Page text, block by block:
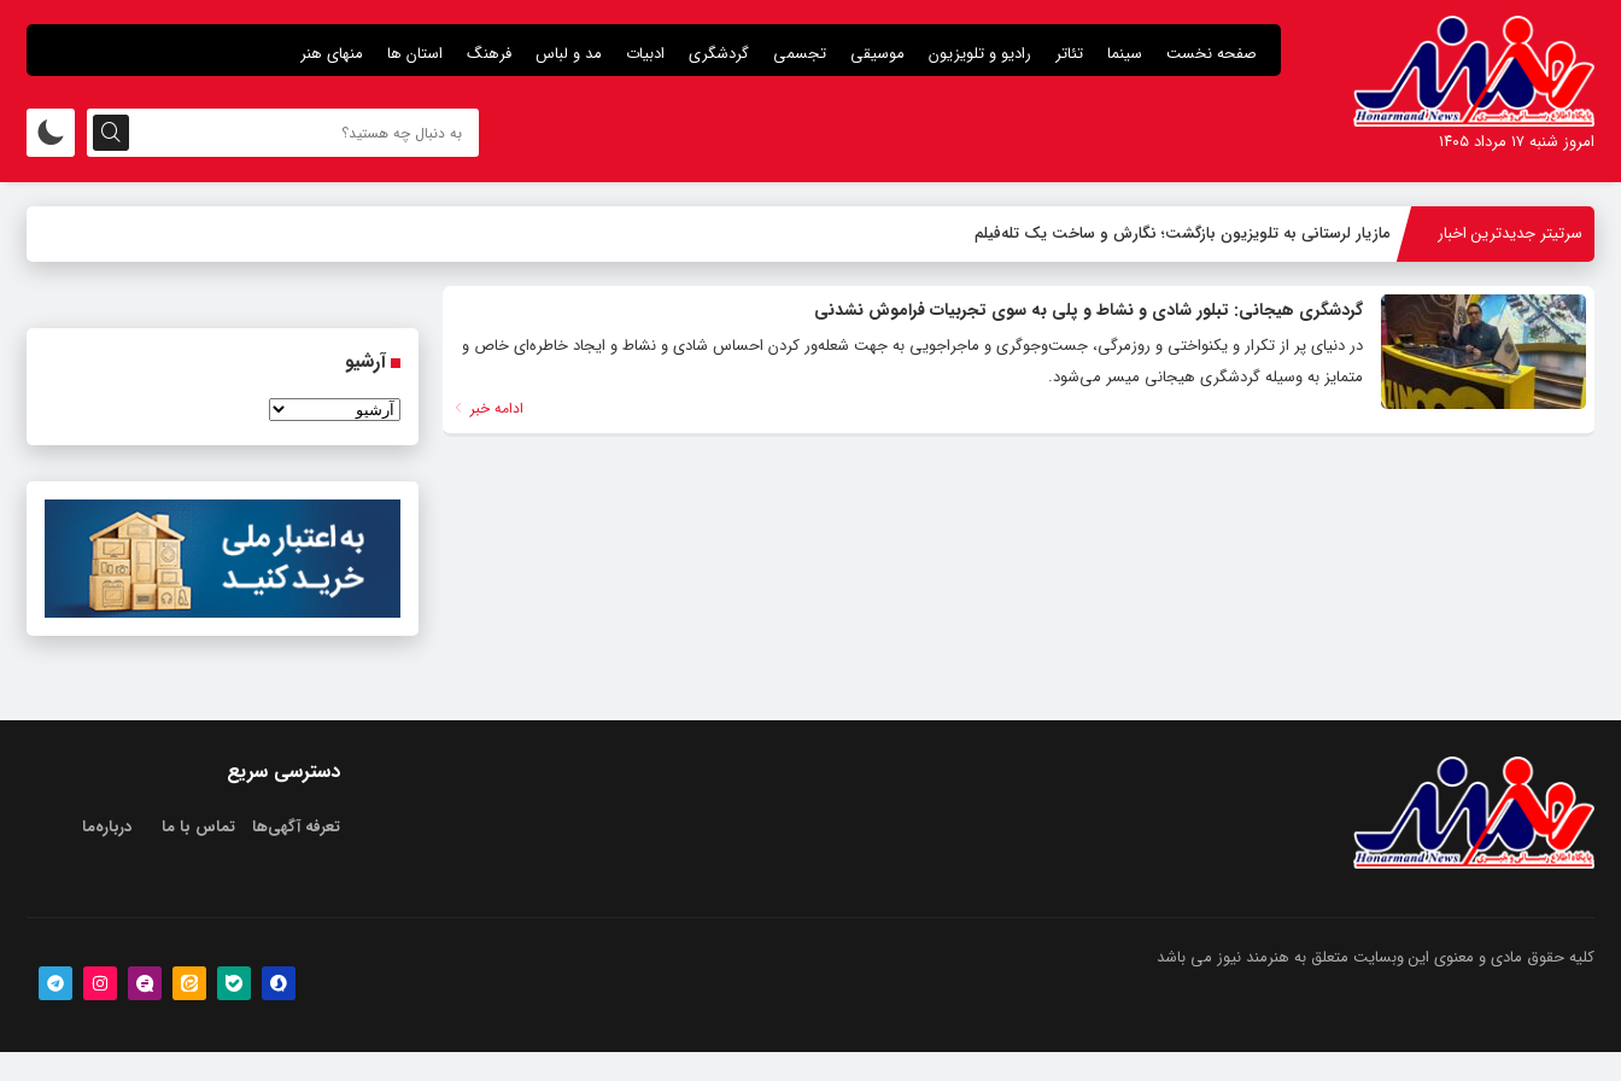
صفحه نخست سینما تئاتر رادیو و تلویزیون موسیقی تجسمی گردشگری ادبیات مد و لباس فرهنگ استان ها منهای هنر
امروز شنبه ۱۷ مرداد ۱۴۰۵
سرتیتر جدیدترین اخبار مازیار لرستانی به تلویزیون بازگشت؛ نگارش و ساخت یک تله‌فیلم
گردشگری هیجانی: تبلور شادی و نشاط و پلی به سوی تجربیات فراموش نشدنی
در دنیای پر از تکرار و یکنواختی و روزمرگی، جست‌وجوگری و ماجراجویی به جهت شعله‌ور کردن احساس شادی و نشاط و ایجاد خاطره‌ای خاص و
متمایز به وسیله گردشگری هیجانی میسر می‌شود.
ادامه خبر
آرشیو
دسترسی سریع
تعرفه آگهی‌ها تماس با ما درباره‌‌ما
کلیه حقوق مادی و معنوی این وبسایت متعلق به هنرمند نیوز می باشد